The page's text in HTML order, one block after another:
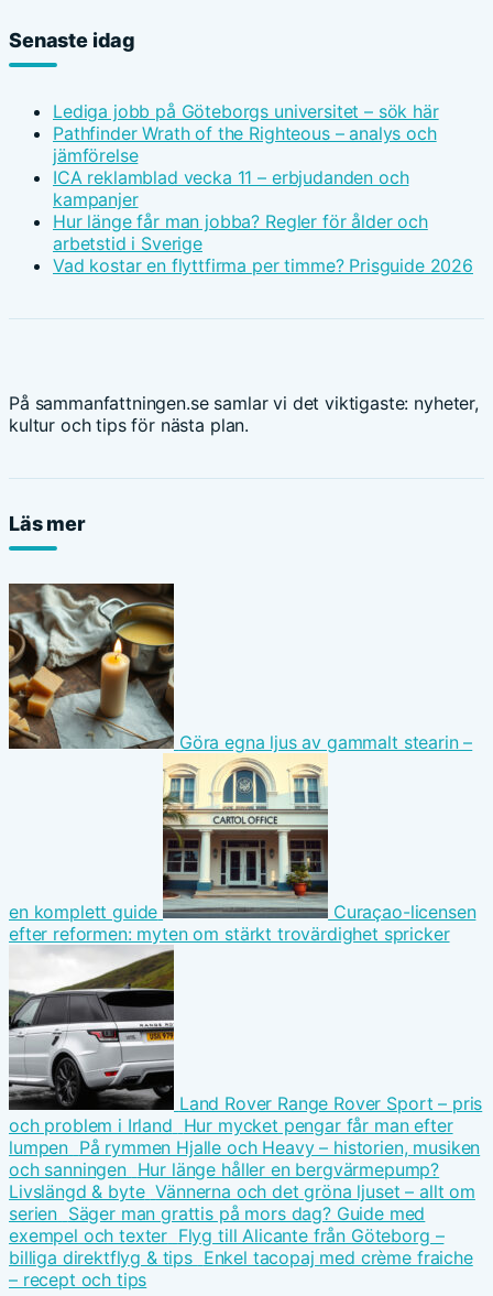
Senaste idag
Lediga jobb på Göteborgs universitet – sök här
Pathfinder Wrath of the Righteous – analys och
jämförelse
ICA reklamblad vecka 11 – erbjudanden och
kampanjer
Hur länge får man jobba? Regler för ålder och
arbetstid i Sverige
Vad kostar en flyttfirma per timme? Prisguide 2026
På sammanfattningen.se samlar vi det viktigaste: nyheter,
kultur och tips för nästa plan.
Läs mer
Göra egna ljus av gammalt stearin –
en komplett guide
Curaçao-licensen
efter reformen: myten om stärkt trovärdighet spricker
Land Rover Range Rover Sport – pris
och problem i Irland Hur mycket pengar får man efter
lumpen På rymmen Hjalle och Heavy – historien, musiken
och sanningen Hur länge håller en bergvärmepump?
Livslängd & byte Vännerna och det gröna ljuset – allt om
serien Säger man grattis på mors dag? Guide med
exempel och texter Flyg till Alicante från Göteborg –
billiga direktflyg & tips Enkel tacopaj med crème fraiche
– recept och tips